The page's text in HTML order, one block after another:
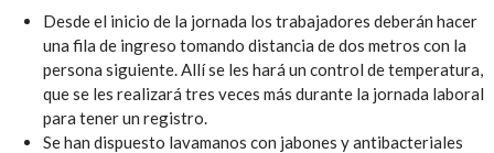
Desde el inicio de la jornada los trabajadores deberán hacer
una fila de ingreso tomando distancia de dos metros con la
persona siguiente. Allí se les hará un control de temperatura,
que se les realizará tres veces más durante la jornada laboral
para tener un registro.
Se han dispuesto lavamanos con jabones y antibacteriales